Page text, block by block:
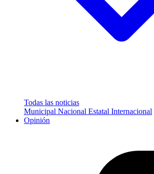
Todas las noticias
Municipal Nacional Estatal Internacional
Opinión